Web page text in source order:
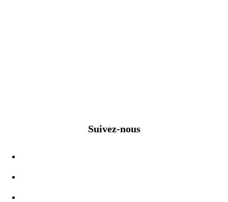
Suivez-nous